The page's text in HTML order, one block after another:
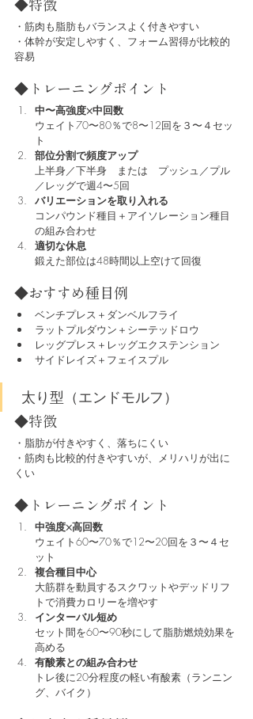
◆特徴
・筋肉も脂肪もバランスよく付きやすい
・体幹が安定しやすく、フォーム習得が比較的
容易
◆トレーニングポイント
中〜高強度×中回数
ウェイト70〜80％で8〜12回を３〜４セッ
ト
部位分割で頻度アップ
上半身／下半身　または　プッシュ／プル
／レッグで週4〜5回
バリエーションを取り入れる
コンパウンド種目＋アイソレーション種目
の組み合わせ
適切な休息
鍛えた部位は48時間以上空けて回復
◆おすすめ種目例
ベンチプレス＋ダンベルフライ
ラットプルダウン＋シーテッドロウ
レッグプレス＋レッグエクステンション
サイドレイズ＋フェイスプル
太り型（エンドモルフ）
◆特徴
・脂肪が付きやすく、落ちにくい
・筋肉も比較的付きやすいが、メリハリが出に
くい
◆トレーニングポイント
中強度×高回数
ウェイト60〜70％で12〜20回を３〜４セ
ット
複合種目中心
大筋群を動員するスクワットやデッドリフ
トで消費カロリーを増やす
インターバル短め
セット間を60〜90秒にして脂肪燃焼効果を
高める
有酸素との組み合わせ
トレ後に20分程度の軽い有酸素（ランニン
グ、バイク）